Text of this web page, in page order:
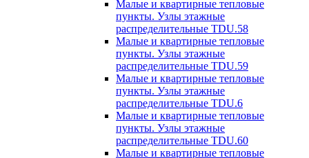
Малые и квартирные тепловые
пункты. Узлы этажные
распределительные TDU.58
Малые и квартирные тепловые
пункты. Узлы этажные
распределительные TDU.59
Малые и квартирные тепловые
пункты. Узлы этажные
распределительные TDU.6
Малые и квартирные тепловые
пункты. Узлы этажные
распределительные TDU.60
Малые и квартирные тепловые